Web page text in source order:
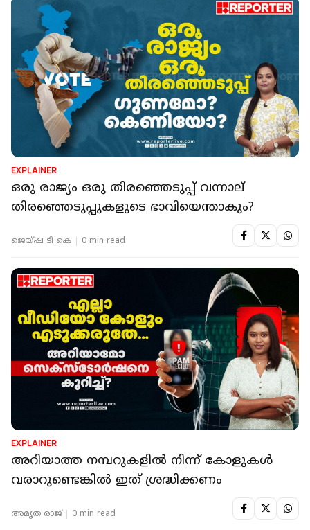
EXPLAINER
ഒരു രാജ്യം ഒരു തിരഞ്ഞെടുപ്പ് വന്നാല്
തിരഞ്ഞെടുപ്പുകളുടെ ഭാവിയെന്താകും?
ജെയ്ഷ ടി കെ 0 min read
EXPLAINER
അറിയാത്ത നമ്പറുകളിൽ നിന്ന് കോളുകൾ
വരാറുണ്ടെങ്കിൽ ഇത് ശ്രദ്ധിക്കണം
അമൃത രാജ് 0 min read